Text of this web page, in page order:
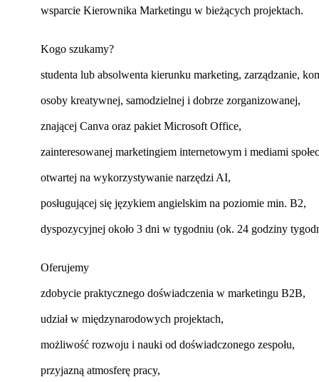
wsparcie Kierownika Marketingu w bieżących projektach.
Kogo szukamy?
studenta lub absolwenta kierunku marketing, zarządzanie,
osoby kreatywnej, samodzielnej i dobrze zorganizowanej,
znającej Canva oraz pakiet Microsoft Office,
zainteresowanej marketingiem internetowym i mediami
otwartej na wykorzystywanie narzędzi AI,
posługującej się językiem angielskim na poziomie min. B2,
dyspozycyjnej około 3 dni w tygodniu (ok. 24 godziny
Oferujemy
zdobycie praktycznego doświadczenia w marketingu B2B,
udział w międzynarodowych projektach,
możliwość rozwoju i nauki od doświadczonego zespołu,
przyjazną atmosferę pracy,